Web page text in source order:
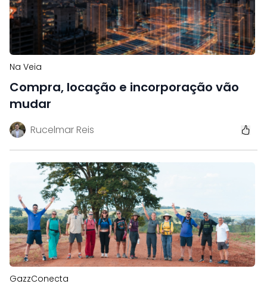
Na Veia
Compra, locação e incorporação vão
mudar
Rucelmar Reis
GazzConecta